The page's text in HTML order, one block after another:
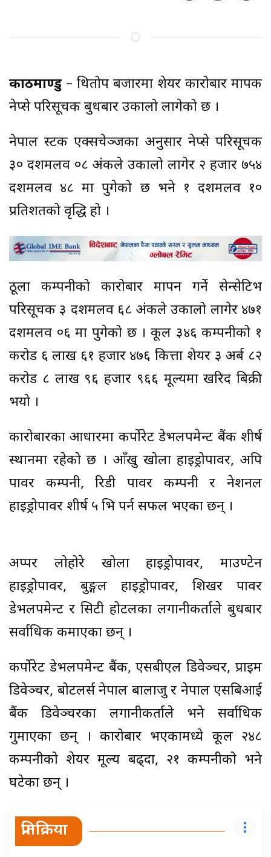
काठमाण्डु – धितोपत्र बजारमा शेयर कारोबार मापक
नेप्से परिसूचक बुधबार उकालो लागेको छ ।
नेपाल स्टक एक्सचेञ्जका अनुसार नेप्से परिसूचक
३० दशमलव ०८ अंकले उकालो लागेर २ हजार ७५४
दशमलव ४८ मा पुगेको छ भने १ दशमलव १०
प्रतिशतको वृद्धि हो ।
ठूला कम्पनीको कारोबार मापन गर्ने सेन्सेटिभ
परिसूचक ३ दशमलव ६८ अंकले उकालो लागेर ४७१
दशमलव ०६ मा पुगेको छ । कूल ३४६ कम्पनीको १
करोड ६ लाख ६१ हजार ४७६ कित्ता शेयर ३ अर्ब ८२
करोड ८ लाख ९६ हजार ९६६ मूल्यमा खरिद बिक्री
भयो ।
कारोबारका आधारमा कर्पोरेट डेभलपमेन्ट बैंक शीर्ष
स्थानमा रहेको छ । आँखु खोला हाइड्रोपावर, अपि
पावर कम्पनी, रिडी पावर कम्पनी र नेशनल
हाइड्रोपावर शीर्ष ५ भित्र पर्न सफल भएका छन् ।
अप्पर लोहोरे खोला हाइड्रोपावर, माउण्टेन
हाइड्रोपावर, बुङ्गल हाइड्रोपावर, शिखर पावर
डेभलपमेन्ट र सिटी होटलका लगानीकर्ताले बुधबार
सर्वाधिक कमाएका छन् ।
कर्पोरेट डेभलपमेन्ट बैंक, एसबीएल डिवेञ्चर, प्राइम
डिवेञ्चर, बोटलर्स नेपाल बालाजु र नेपाल एसबिआई
बैंक डिवेञ्चरका लगानीकर्ताले भने सर्वाधिक
गुमाएका छन् । कारोबार भएकामध्ये कूल २४८
कम्पनीको शेयर मूल्य बढ्दा, २१ कम्पनीको भने
घटेका छन् ।
प्रतिक्रिया